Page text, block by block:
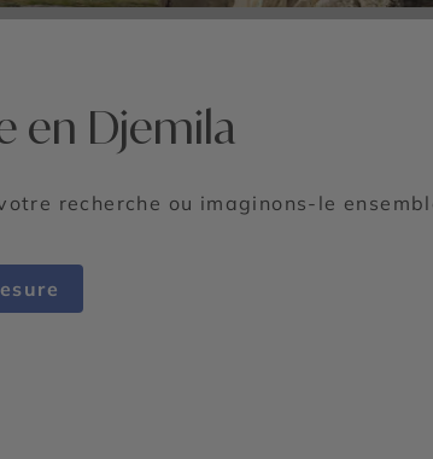
en Djemila
recherche ou imaginons-le